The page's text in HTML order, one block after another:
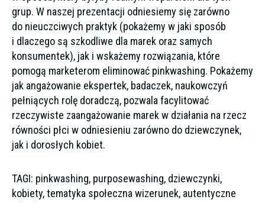
grup. W naszej prezentacji odniesiemy się zarówno
do nieuczciwych praktyk (pokażemy w jaki sposób
i dlaczego są szkodliwe dla marek oraz samych
konsumentek), jak i wskażemy rozwiązania, które
pomogą marketerom eliminować pinkwashing. Pokażemy
jak angażowanie ekspertek, badaczek, naukowczyń
pełniących rolę doradczą, pozwala facylitować
rzeczywiste zaangażowanie marek w działania na rzecz
równości płci w odniesieniu zarówno do dziewczynek,
jak i dorosłych kobiet.
TAGI: pinkwashing, purposewashing, dziewczynki,
kobiety, tematyka społeczna wizerunek, autentyczne